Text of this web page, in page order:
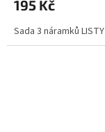
195 Kč
Sada 3 náramků LISTY